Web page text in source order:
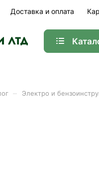
Доставка и оплата
Электро и
моторное